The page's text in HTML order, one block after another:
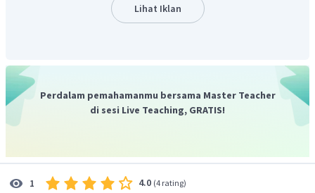
Lihat Iklan
Perdalam pemahamanmu bersama Master Teacher
di sesi Live Teaching, GRATIS!
1 4.0 (4 rating)